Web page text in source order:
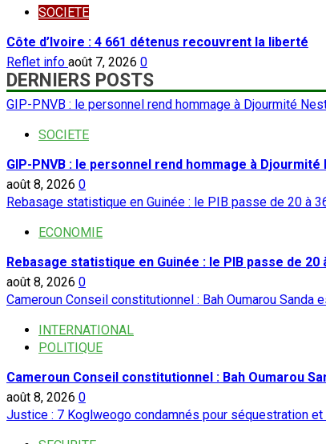
SOCIETE
Côte d’Ivoire : 4 661 détenus recouvrent la liberté
Reflet info août 7, 2026 0
DERNIERS POSTS
GIP-PNVB : le personnel rend hommage à Djourmité
SOCIETE
GIP-PNVB : le personnel rend hommage à
août 8, 2026 0
Rebasage statistique en Guinée : le PIB passe de 20 à
ECONOMIE
Rebasage statistique en Guinée : le PIB passe de
août 8, 2026 0
Cameroun Conseil constitutionnel : Bah Oumarou Sanda
INTERNATIONAL
POLITIQUE
Cameroun Conseil constitutionnel : Bah Oumarou
août 8, 2026 0
Justice : 7 Koglweogo condamnés pour séquestration